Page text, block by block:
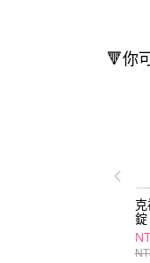
🔻你
錠